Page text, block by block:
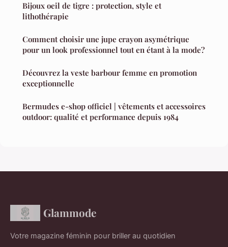
Bijoux oeil de tigre : protection, style et
lithothérapie
Comment choisir une jupe crayon asymétrique
pour un look professionnel tout en étant à la mode?
Découvrez la veste barbour femme en promotion
exceptionnelle
Bermudes e-shop officiel | vêtements et accessoires
outdoor: qualité et performance depuis 1984
Glammode
Votre magazine féminin pour briller au quotidien